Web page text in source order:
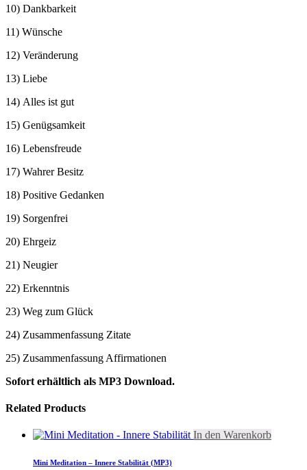
10) Dankbarkeit
11) Wünsche
12) Veränderung
13) Liebe
14) Alles ist gut
15) Genügsamkeit
16) Lebensfreude
17) Wahrer Besitz
18) Positive Gedanken
19) Sorgenfrei
20) Ehrgeiz
21) Neugier
22) Erkenntnis
23) Weg zum Glück
24) Zusammenfassung Zitate
25) Zusammenfassung Affirmationen
Sofort erhältlich als MP3 Download.
Related Products
In den Warenkorb
Mini Meditation – Innere Stabilität (MP3)